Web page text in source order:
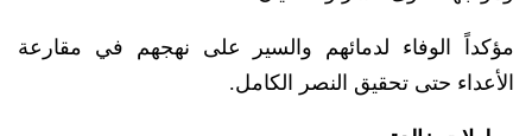
مؤكداً الوفاء لدمائهم والسير على نهجهم في مقارعة
الأعداء حتى تحقيق النصر الكامل.